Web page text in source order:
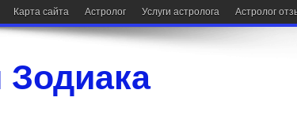
Карта сайта Астролог Услуги астролога Астролог
Зодиака